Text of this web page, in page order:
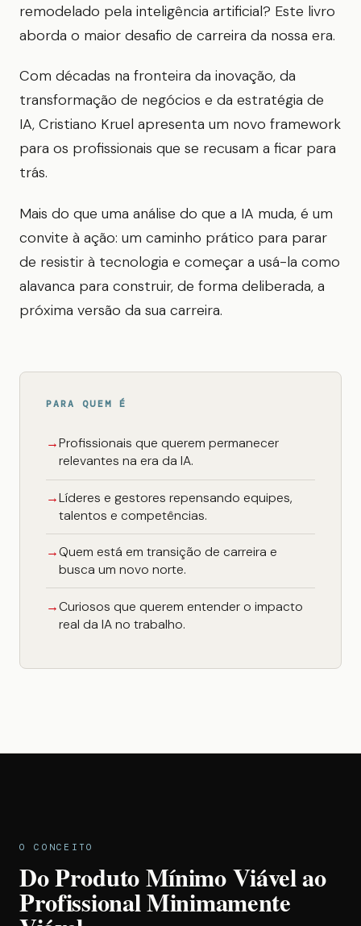
remodelado pela inteligência artificial? Este livro
aborda o maior desafio de carreira da nossa era.
Com décadas na fronteira da inovação, da
transformação de negócios e da estratégia de
IA, Cristiano Kruel apresenta um novo framework
para os profissionais que se recusam a ficar para
trás.
Mais do que uma análise do que a IA muda, é um
convite à ação: um caminho prático para parar
de resistir à tecnologia e começar a usá-la como
alavanca para construir, de forma deliberada, a
próxima versão da sua carreira.
PARA QUEM É
Profissionais que querem permanecer
relevantes na era da IA.
Líderes e gestores repensando equipes,
talentos e competências.
Quem está em transição de carreira e
busca um novo norte.
Curiosos que querem entender o impacto
real da IA no trabalho.
O CONCEITO
Do Produto Mínimo Viável ao
Profissional Minimamente